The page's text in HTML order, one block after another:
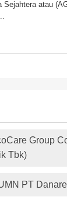
Sejahtera atau
Group
Tbk)
PT